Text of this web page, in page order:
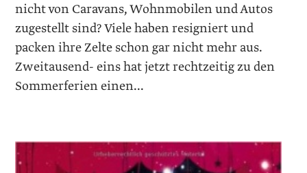
nicht von Caravans, Wohnmobilen und Autos
zugestellt sind? Viele haben resigniert und
packen ihre Zelte schon gar nicht mehr aus.
Zweitausend- eins hat jetzt rechtzeitig zu den
Sommerferien einen...